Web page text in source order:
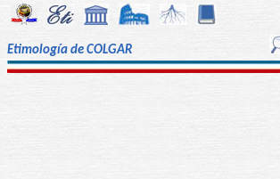
Etimología de COLGAR